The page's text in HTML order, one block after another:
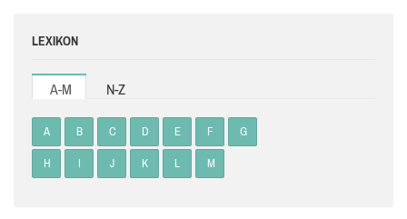
LEXIKON
A-M N-Z
A B C D E F G
H I J K L M